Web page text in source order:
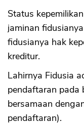
Status
jaminan
fidusianya hak
kreditur.
Lahirnya Fidusia
pendaftaran
bersamaan
pendaftaran).